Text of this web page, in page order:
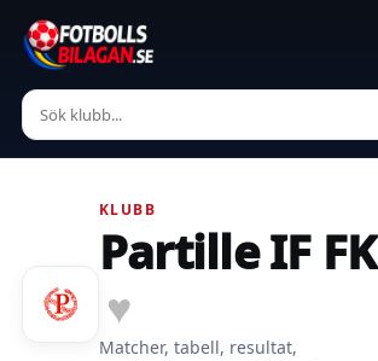
KLUBB
Partille IF FK
♥
Matcher, tabell, resultat,